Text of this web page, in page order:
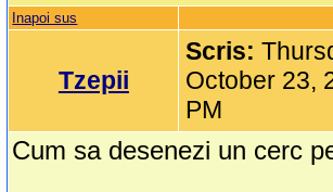
Inapoi sus
Tzepii
Scris:
October 23,
PM
Cum sa desenezi un cerc